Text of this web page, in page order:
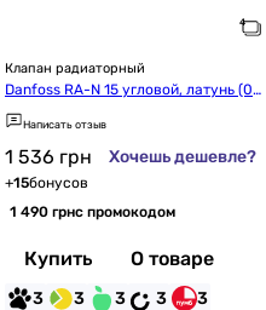
Клапан радиаторный
Danfoss RA-N 15 угловой, латунь (01
3G0013)
Написать отзыв
1 536 грн Хочешь дешевле?
+15бонусов
1 490 грнс промокодом
Купить О товаре
3 3 3 3 3